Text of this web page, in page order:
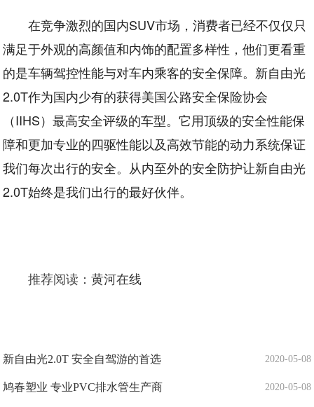
在竞争激烈的国内SUV市场，消费者已经不仅仅只
满足于外观的高颜值和内饰的配置多样性，他们更看重
的是车辆驾控性能与对车内乘客的安全保障。新自由光
2.0T作为国内少有的获得美国公路安全保险协会
（IIHS）最高安全评级的车型。它用顶级的安全性能保
障和更加专业的四驱性能以及高效节能的动力系统保证
我们每次出行的安全。从内至外的安全防护让新自由光
2.0T始终是我们出行的最好伙伴。
推荐阅读：黄河在线
2020-05-08
新自由光2.0T 安全自驾游的首选
2020-05-08
鸠春塑业 专业PVC排水管生产商